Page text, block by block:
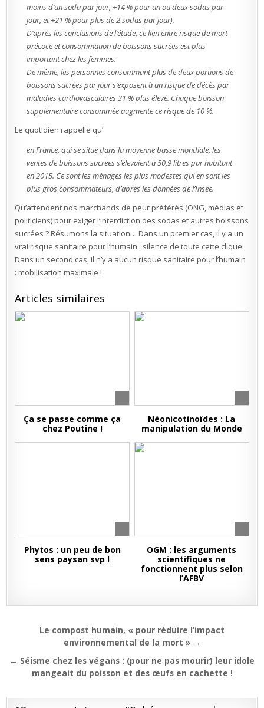
moins d’un soda par jour, +14 % pour un ou deux sodas par
jour, et +21 % pour plus de 2 sodas par jour).
D’après les conclusions de l’étude, ce lien entre risque de mort
précoce et consommation de boissons sucrées est plus
important chez les femmes.
De même, les personnes consommant plus de deux portions de
boissons sucrées par jour s’exposent à un risque de décès par
maladies cardiovasculaires 31 % plus élevé. Chaque boisson
supplémentaire consommée augmente ce risque de 10 %.
Le quotidien rappelle qu’
en France, qui se situe dans la moyenne basse mondiale, les
ventes de boissons sucrées s’élevaient à 50,9 litres par habitant
en 2015. Ce sont les ménages les plus modestes qui en sont les
plus gros consommateurs, d’après les données de l’Insee.
Qu’attendent nos marchands de peur préférés (ONG, médias et
politiciens) pour exiger l’interdiction des sodas et autres boissons
sucrées ? Résumons la situation… Dans un premier cas, il y a un
vrai risque sanitaire pour l’humain : silence de toute cette clique.
Dans un second cas, il n’y a aucun risque sanitaire pour l’humain
: mobilisation maximale !
Articles similaires
Ça se passe comme ça
chez Poutine !
Néonicotinoïdes : La
manipulation du Monde
Phytos : un peu de bon
sens paysan svp !
OGM : les arguments
scientifiques ne
fonctionnent plus selon
l’AFBV
Navigation
l’article
Le compost humain, « pour réduire l’impact
environnemental de la mort » →
← Séisme chez les végans : (pour ne pas mourir) leur idole
mangeait du poisson et des œufs en cachette !